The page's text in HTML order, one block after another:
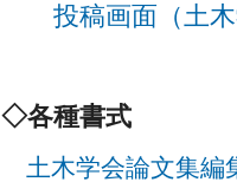
投稿画面（土
◇各種書式
土木学会論文集編